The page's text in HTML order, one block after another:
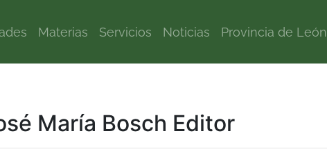
Materias Servicios Noticias Provincia de León
María Bosch Editor